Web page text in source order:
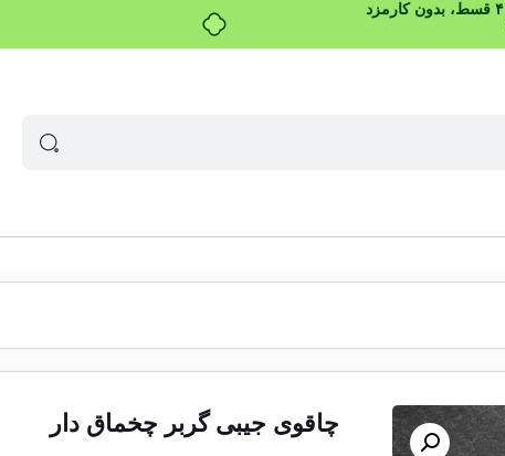
بدون ضامن، بدون سود
چاقوی جیبی گربر چخماق دار